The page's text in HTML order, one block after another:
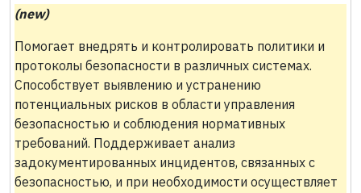
(new)
Помогает внедрять и контролировать политики и
протоколы безопасности в различных системах.
Способствует выявлению и устранению
потенциальных рисков в области управления
безопасностью и соблюдения нормативных
требований. Поддерживает анализ
задокументированных инцидентов, связанных с
безопасностью, и при необходимости осуществляет